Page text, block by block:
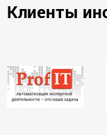
Клиенты